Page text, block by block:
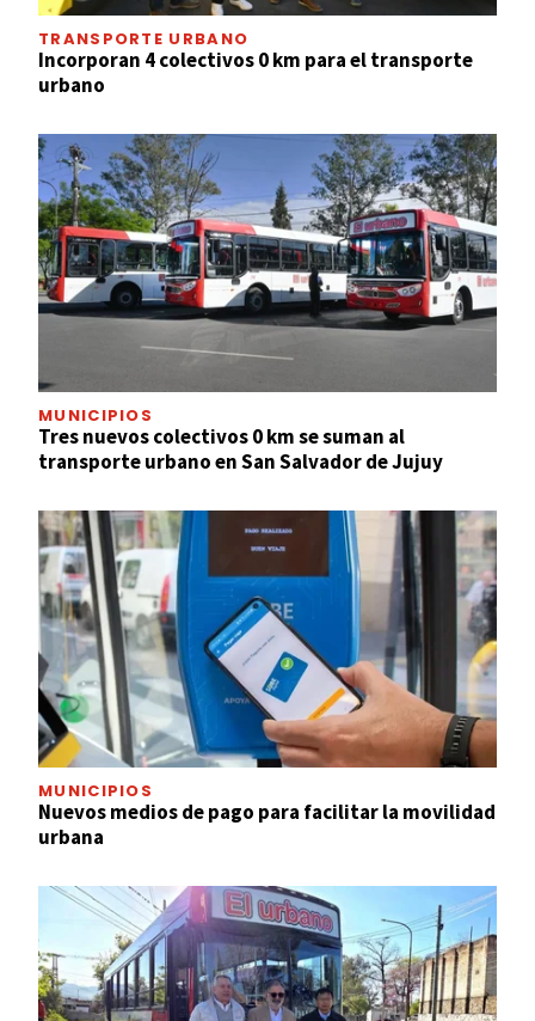
TRANSPORTE URBANO
Incorporan 4 colectivos 0 km para el transporte
urbano
MUNICIPIOS
Tres nuevos colectivos 0 km se suman al
transporte urbano en San Salvador de Jujuy
MUNICIPIOS
Nuevos medios de pago para facilitar la movilidad
urbana